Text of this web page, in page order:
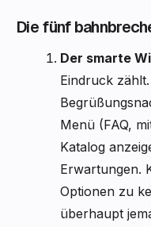
Die fünf
Der smarte
Eindruck
Menü (FAQ,
Katalog
Erwartungen.
Optionen zu
überhaupt